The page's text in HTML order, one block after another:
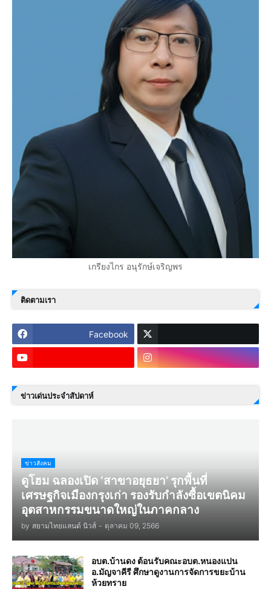
เกรียงไกร อนุรักษ์เจริญพร
ติดตามเรา
Facebook
ข่าวเด่นประจำสัปดาห์
ข่าวสังคม
ดูโฮม ฉลองเปิด ‘สาขาอยุธยา’ รุกพื้นที่
เศรษฐกิจเมืองกรุงเก่า รองรับกำลังซื้อเขตนิคม
อุตสาหกรรมขนาดใหญ่ในภาคกลาง
by สยามไทยแลนด์ นิวส์ - ตุลาคม 09, 2566
อบต.บ้านดง ต้อนรับคณะอบต.หนองแปน
อ.มัญจาคีรี ศึกษาดูงานการจัดการขยะบ้าน
ห้วยทราย